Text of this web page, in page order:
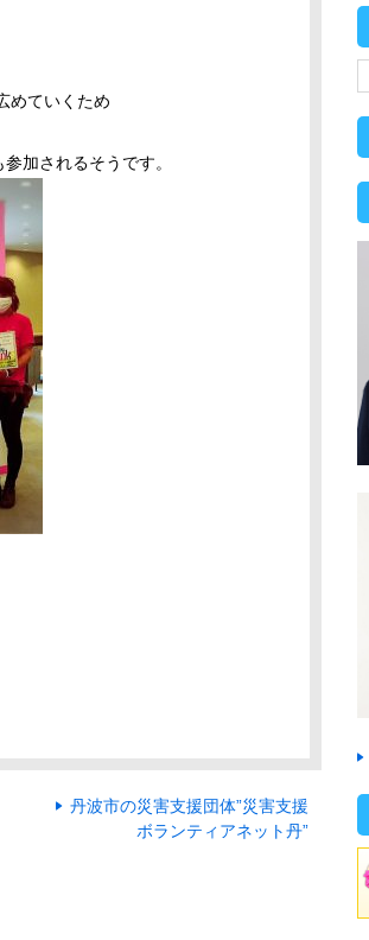
めていくため
加されるそうです。
丹波市の災害支援団体”災害支援
ボランティアネット丹”